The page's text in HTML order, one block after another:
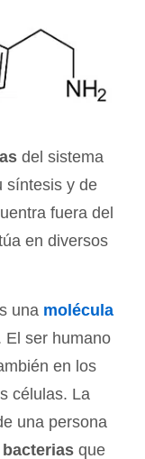
del sistema
síntesis y de
fuera del
en diversos
una molécula
El ser humano
en los
células. La
una persona
bacterias que